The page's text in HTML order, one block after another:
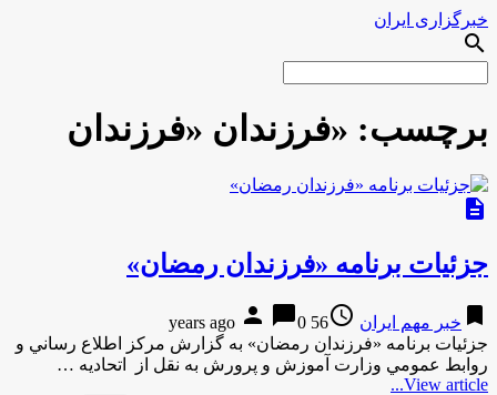
خبرگزاری ایران
search
برچسب: «فرزندان «فرزندان
description
جزئیات برنامه‌‌ «فرزندان رمضان»
bookmark خبر مهم ایران access_time
56 years ago
person chat_bubble0
جزئیات برنامه‌‌ «فرزندان رمضان» به گزارش مركز اطلاع رساني و
روابط عمومي وزارت آموزش و پرورش به نقل از اتحادیه …
View article...